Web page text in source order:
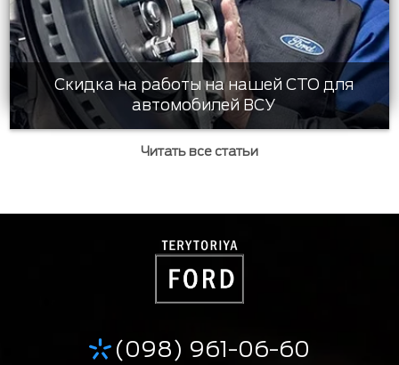
Скидка на работы на нашей СТО для
автомобилей ВСУ
Читать все статьи
(098) 961-06-60